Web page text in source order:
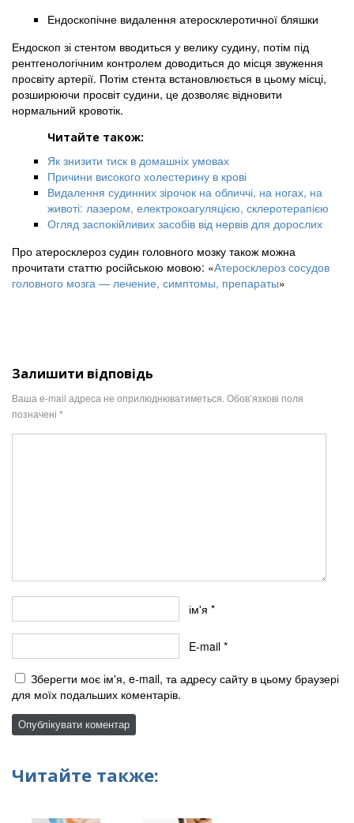
Ендоскопічне видалення атеросклеротичної бляшки
Ендоскоп зі стентом вводиться у велику судину, потім під
рентгенологічним контролем доводиться до місця звуження
просвіту артерії. Потім стента встановлюється в цьому місці,
розширюючи просвіт судини, це дозволяє відновити
нормальний кровотік.
Читайте також:
Як знизити тиск в домашніх умовах
Причини високого холестерину в крові
Видалення судинних зірочок на обличчі, на ногах, на
животі: лазером, електрокоагуляцією, склеротерапією
Огляд заспокійливих засобів від нервів для дорослих
Про атеросклероз судин головного мозку також можна
прочитати статтю російською мовою: «Атеросклероз сосудов
головного мозга — лечение, симптомы, препараты»
Залишити відповідь
Ваша e-mail адреса не оприлюднюватиметься. Обов’язкові поля
позначені *
ім'я *
E-mail *
Зберегти моє ім'я, e-mail, та адресу сайту в цьому браузері
для моїх подальших коментарів.
Читайте также: